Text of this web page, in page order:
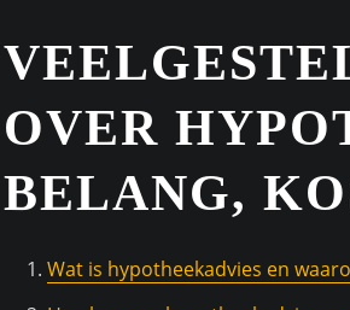
OVER
BELANG,
Wat is hypotheekadvies en